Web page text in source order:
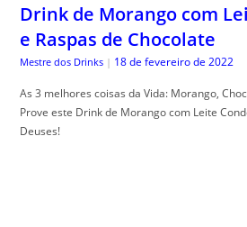
Drink de Morango com
e Raspas de Chocolate
Mestre dos Drinks | 18 de fevereiro de 2022
As 3 melhores coisas da Vida: Morango,
Prove este Drink de Morango com Leite
Deuses!